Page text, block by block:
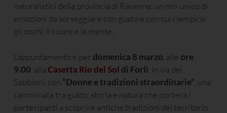
naturalistici della provincia di Ravenna: un mix unico di
emozioni da sorseggiare con gusto e con cui riempirsi
gli occhi, il cuore e la mente.
L’appuntamento è per domenica 8 marzo , alle ore
9.00 , alla Casetta Rio del Sol di Forlì , in via dei
Sabbioni, con “Donne e tradizioni straordinarie” , una
camminata tra gusto, storia e natura che porterà i
partecipanti a scoprire antiche tradizioni del territorio